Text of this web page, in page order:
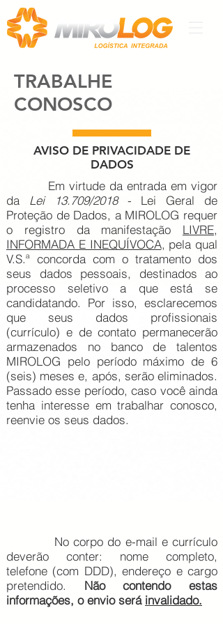
TRABALHE
CONOSCO
AVISO DE PRIVACIDADE DE
DADOS
Em virtude da entrada em vigor
da Lei 13.709/2018 - Lei Geral de
Proteção de Dados, a MIROLOG requer
o registro da manifestação LIVRE,
INFORMADA E INEQUÍVOCA, pela qual
V.S.ª concorda com o tratamento dos
seus dados pessoais, destinados ao
processo seletivo a que está se
candidatando. Por isso, esclarecemos
que seus dados profissionais
(currículo) e de contato permanecerão
armazenados no banco de talentos
MIROLOG pelo período máximo de 6
(seis) meses e, após, serão eliminados.
Passado esse período, caso você ainda
tenha interesse em trabalhar conosco,
reenvie os seus dados.
No corpo do e-mail e currículo
deverão conter: nome completo,
telefone (com DDD), endereço e cargo
pretendido. Não contendo estas
informações, o envio será invalidado.